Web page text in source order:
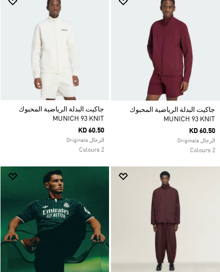
جاكيت البدلة الرياضية المحبوك
MUNICH 93 KNIT
KD 60.50
الرجال Originals
2 Colours
جاكيت البدلة الرياضية المحبوك
MUNICH 93 KNIT
KD 60.50
الرجال Originals
2 Colours